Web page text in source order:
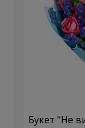
Букет "Не